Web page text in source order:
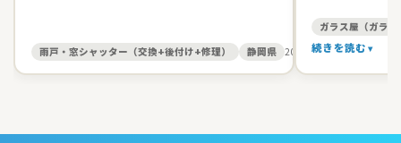
雨戸・窓シャッター（交換+後付け+修理） 静岡県 2026/05/27
た。 有償でし
て、バッチリ
す。 信頼出来
ました。開け
ガラス屋（ガラ
続きを読む